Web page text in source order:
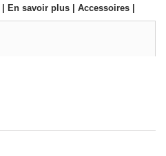
En savoir plus Accessoires